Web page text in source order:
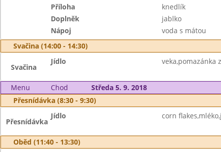
Příloha
knedlík
Doplněk
jablko
Nápoj
voda s mátou
Svačina (14:00 - 14:30)
Svačina
Jídlo veka,pomazánka
Menu Chod
Středa 5. 9. 2018
Přesnídávka (8:30 - 9:30)
Přesnídávka
Jídlo corn
Oběd (11:40 - 13:30)